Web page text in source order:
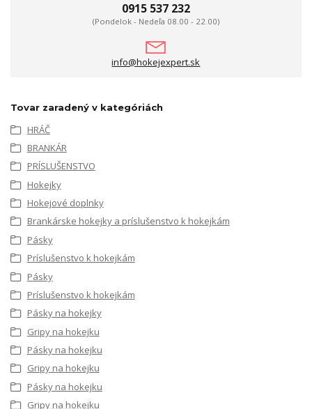
0915 537 232
(Pondelok - Nedeľa 08.00 - 22.00)
info@hokejexpert.sk
Tovar zaradený v kategóriách
HRÁČ
BRANKÁR
PRÍSLUŠENSTVO
Hokejky
Hokejové doplnky
Brankárske hokejky a príslušenstvo k hokejkám
Pásky
Príslušenstvo k hokejkám
Pásky
Príslušenstvo k hokejkám
Pásky na hokejky
Gripy na hokejku
Pásky na hokejku
Gripy na hokejku
Pásky na hokejku
Gripy na hokejku